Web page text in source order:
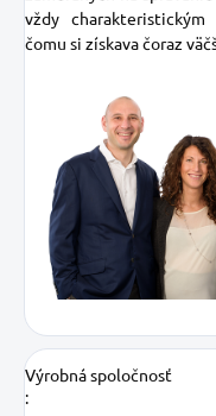
vždy
čomu si získava čoraz
Výrobná spoločnosť
: